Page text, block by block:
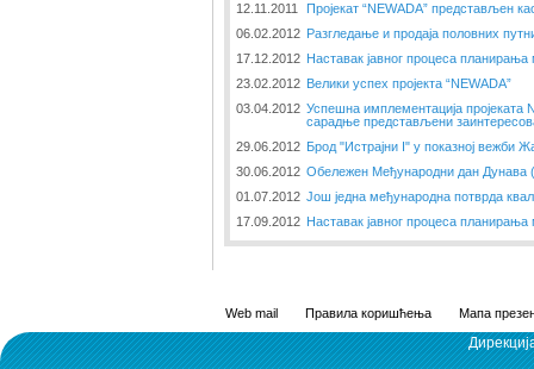
12.11.2011
Пројекат “NEWADA” представљен
06.02.2012 Разгледање и продаја половних
17.12.2012 Наставак јавног процеса
23.02.2012 Велики успех пројекта “NEWADA”
03.04.2012 Успешна имплементација пројеката
сарадње представљени
29.06.2012 Брод "Истрајни I" у показној вежби
30.06.2012 Обележен Међународни дан Дунава
01.07.2012 Још једна међународна потврда
17.09.2012 Наставак јавног процеса
Web mail Правила коришћења Мапа